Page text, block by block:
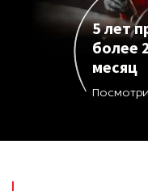
5 лет
более
месяц